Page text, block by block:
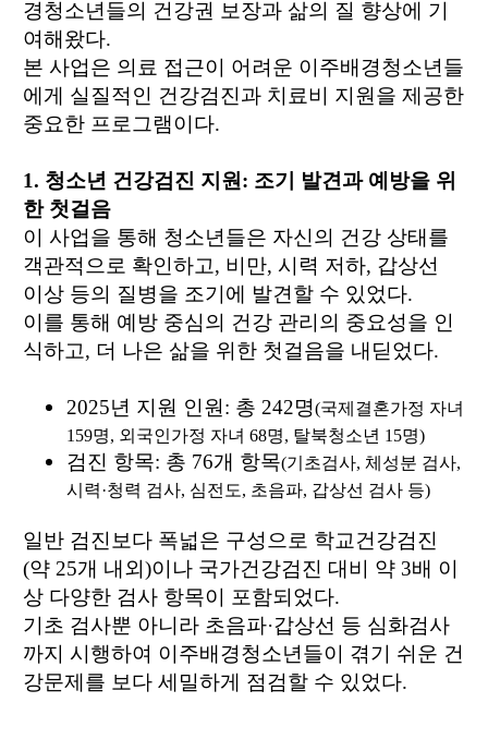
경청소년들의 건강권 보장과 삶의 질 향상에 기
여해왔다.
본 사업은 의료 접근이 어려운 이주배경청소년들
에게 실질적인 건강검진과 치료비 지원을 제공한
중요한 프로그램이다.
1. 청소년 건강검진 지원: 조기 발견과 예방을 위
한 첫걸음
이 사업을 통해 청소년들은 자신의 건강 상태를
객관적으로 확인하고, 비만, 시력 저하, 갑상선
이상 등의 질병을 조기에 발견할 수 있었다.
이를 통해 예방 중심의 건강 관리의 중요성을 인
식하고, 더 나은 삶을 위한 첫걸음을 내딛었다.
2025년 지원 인원: 총242명(국제 결혼가정 자녀
159명, 외국인가정 자녀68명, 탈북청소년 15명)
검진 항목: 총 76개 항목(기초검사, 체성분 검사,
시력·청력 검사, 심전도, 초음파, 갑상선 검사 등)
일반 검진보다 폭넓은 구성으로 학교건강검진
(약 25개 내외)이나 국가건강검진 대비 약 3배 이
상 다양한 검사 항목이 포함되었다.
기초 검사뿐 아니라 초음파·갑상선 등 심화검사
까지 시행하여 이주배경청소년들이 겪기 쉬운 건
강문제를 보다 세밀하게 점검할 수 있었다.